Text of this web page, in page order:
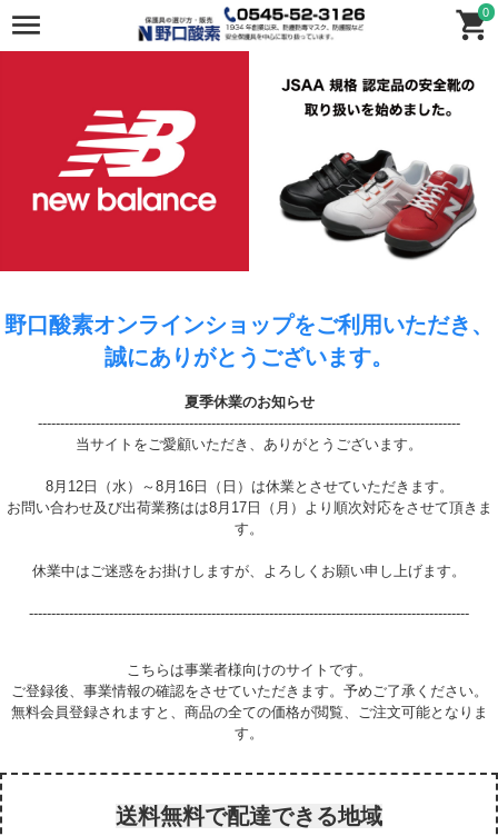
0
野口酸素オンラインショップをご利用いただき、
誠にありがとうございます。
夏季休業のお知らせ
-----------------------------------------------------------------------------------------------
当サイトをご愛顧いただき、ありがとうございます。
8月12日（水）～8月16日（日）は休業とさせていただきます。
お問い合わせ及び出荷業務はは8月17日（月）より順次対応をさせて頂きま
す。
休業中はご迷惑をお掛けしますが、よろしくお願い申し上げます。
---------------------------------------------------------------------------------------------------
こちらは事業者様向けのサイトです。
ご登録後、事業情報の確認をさせていただきます。予めご了承ください。
無料会員登録されますと、商品の全ての価格が閲覧、ご注文可能となりま
す。
送料無料で配達できる地域